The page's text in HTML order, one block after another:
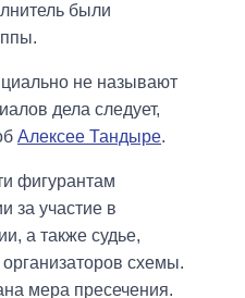
были
не называют
дела следует,
Алексее Тандыре.
фигурантам
за участие в
а также судье,
схемы.
мера пресечения.